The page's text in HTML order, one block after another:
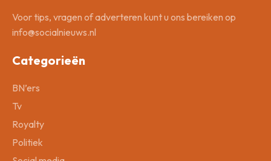
Voor tips, vragen of adverteren kunt u ons bereiken op
info@socialnieuws.nl
Categorieën
BN’ers
Tv
Royalty
Politiek